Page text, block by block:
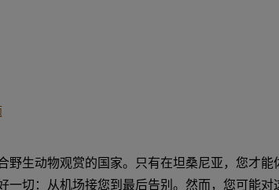
野生动物观赏的国家。只有在坦桑尼亚，您才能
一切：从机场接您到最后告别。然而，您可能对